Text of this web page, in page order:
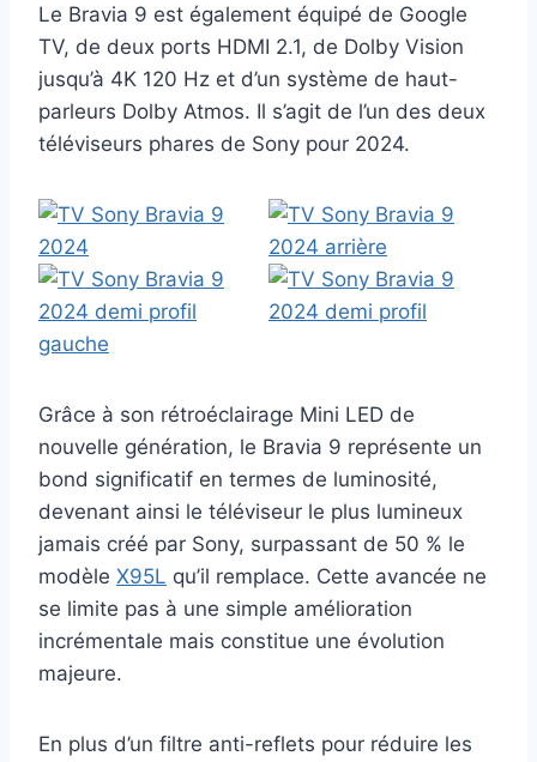
Le Bravia 9 est également équipé de Google
TV, de deux ports HDMI 2.1, de Dolby Vision
jusqu’à 4K 120 Hz et d’un système de haut-
parleurs Dolby Atmos. Il s’agit de l’un des deux
téléviseurs phares de Sony pour 2024.
Grâce à son rétroéclairage Mini LED de
nouvelle génération, le Bravia 9 représente un
bond significatif en termes de luminosité,
devenant ainsi le téléviseur le plus lumineux
jamais créé par Sony, surpassant de 50 % le
modèle X95L qu’il remplace. Cette avancée ne
se limite pas à une simple amélioration
incrémentale mais constitue une évolution
majeure.
En plus d’un filtre anti-reflets pour réduire les